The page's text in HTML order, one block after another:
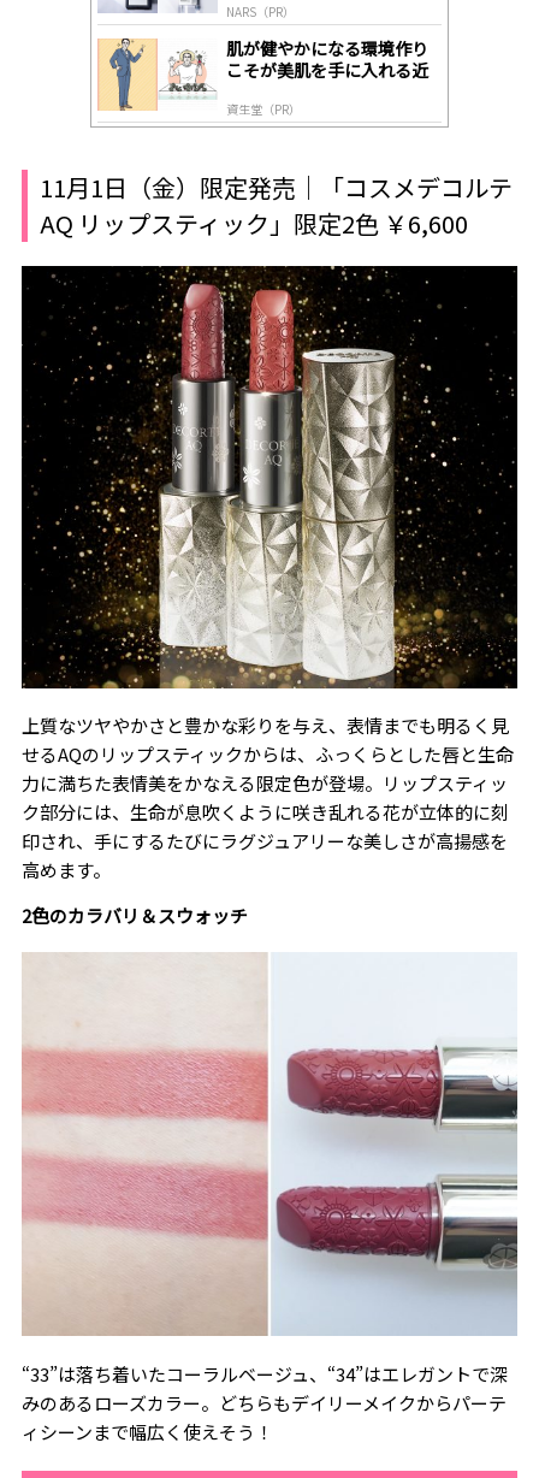
NARS（PR）
肌が健やかになる環境作り
こそが美肌を手に入れる近
資生堂（PR）
11月1日（金）限定発売｜「コスメデコルテ
AQ リップスティック」限定2色 ￥6,600
上質なツヤやかさと豊かな彩りを与え、表情までも明るく見
せるAQのリップスティックからは、ふっくらとした唇と生命
力に満ちた表情美をかなえる限定色が登場。リップスティッ
ク部分には、生命が息吹くように咲き乱れる花が立体的に刻
印され、手にするたびにラグジュアリーな美しさが高揚感を
高めます。
2色のカラバリ＆スウォッチ
“33”は落ち着いたコーラルベージュ、“34”はエレガントで深
みのあるローズカラー。どちらもデイリーメイクからパーテ
ィシーンまで幅広く使えそう！